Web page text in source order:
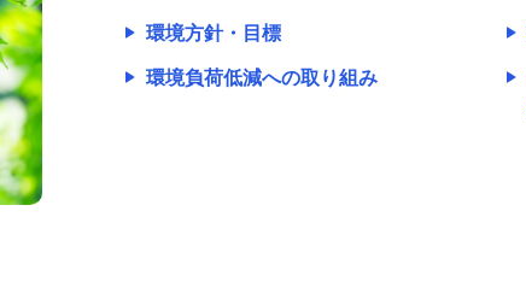
環境方針・目標
環境負荷低減への取り組み